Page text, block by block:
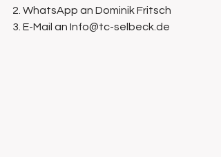
2. WhatsApp an Dominik Fritsch
3. E-Mail an Info@tc-selbeck.de